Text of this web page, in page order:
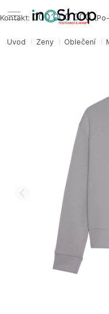
Úvod Ženy Oblečení
Kontakt: 000 000 000